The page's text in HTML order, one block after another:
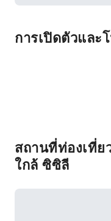
การเปิดตัวและ
สถานที่ท่องเที่ย
ใกล้ ซิซิลี